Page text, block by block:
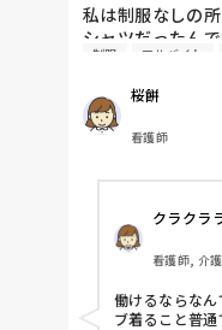
私は制服なしの
シャツだったん
ぐ穴があいてい
前の会社でもら
ャツが良くてヘ
額ではなく…。
ジャージ素材の
って浮きますか？
また、看護師ア
准看護師ですが
します。
制服 アルバイト
桜餅
看護師
クラクラ
看護師, 介
働けるならな
ブ着ること普通